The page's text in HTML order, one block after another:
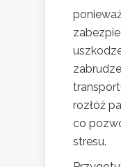
rozłóż
co
stresu.